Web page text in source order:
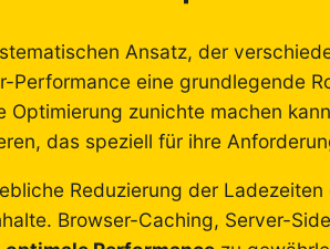
Ansatz, der
eine grundlegende
zunichte machen
das speziell für ihre
Reduzierung der
Browser-Caching, Server-